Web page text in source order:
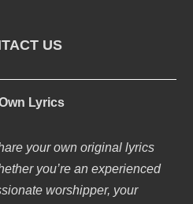
US
Lyrics
your own original lyrics
you’re an experienced
worshipper, your